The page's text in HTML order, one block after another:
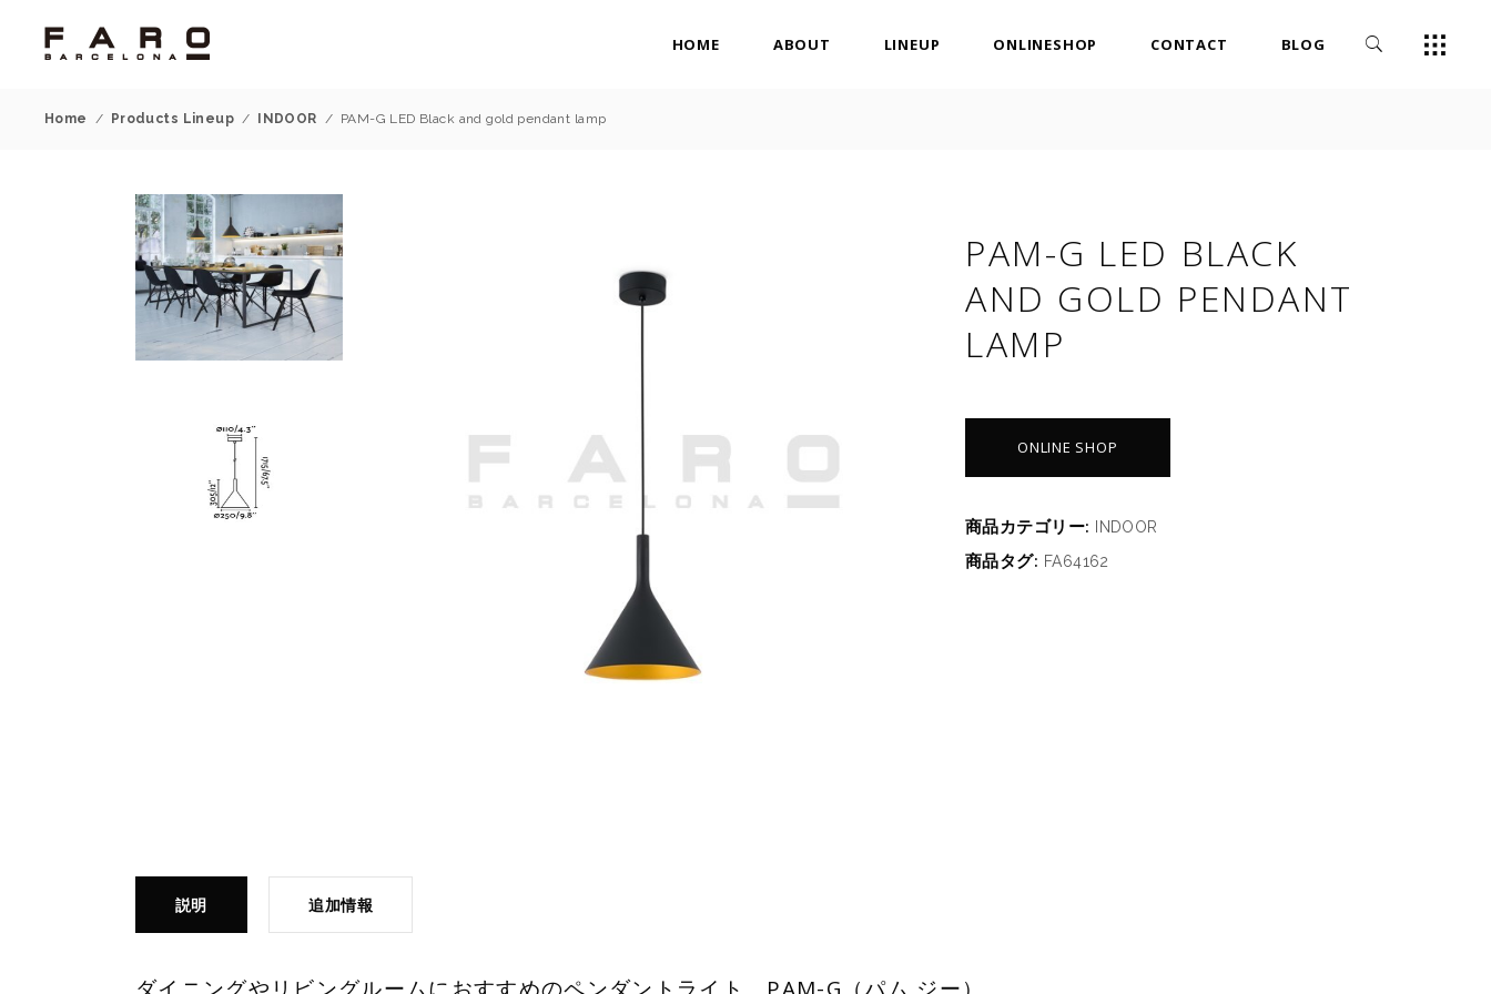
HOME ABOUT LINEUP ONLINESHOP CONTACT BLOG
Home / Products Lineup / INDOOR / PAM-G LED Black and gold pendant lamp
PAM-G LED BLACK
AND GOLD PENDANT
LAMP
ONLINE SHOP
商品カテゴリー: INDOOR
商品タグ: FA64162
説明 追加情報